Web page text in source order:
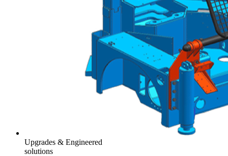
Upgrades & Engineered
solutions